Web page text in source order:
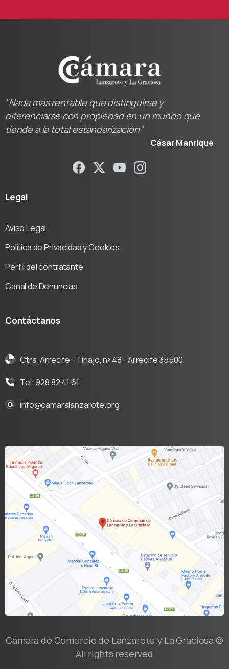
"Nada más rentable que distinguirse y
diferenciarse con propiedad en un mundo que
tiende a la total estandarización"
César Manrique
Legal
Aviso Legal
Política de Privacidad y Cookies
Perfil del contratante
Canal de Denuncias
Contáctanos
Ctra. Arrecife - Tinajo, nº 48 - Arrecife 35500
Tel: 928 82 41 61
info@camaralanzarote.org
Cámara de Comercio de Lanzarote y La Graciosa ©
All rights reserved